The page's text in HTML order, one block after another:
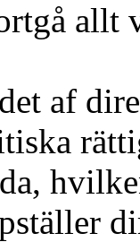
allt
af